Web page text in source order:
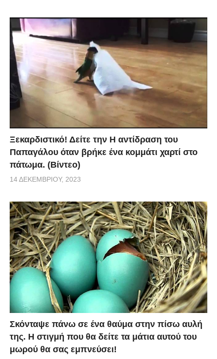
Ξεκαρδιστικό! Δείτε την Η αντίδραση του
Παπαγάλου όταν βρήκε ένα κομμάτι χαρτί στο
πάτωμα. (Βίντεο)
14 ΔΕΚΕΜΒΡΊΟΥ, 2023
Σκόνταψε πάνω σε ένα θαύμα στην πίσω αυλή
της. Η στιγμή που θα δείτε τα μάτια αυτού του
μωρού θα σας εμπνεύσει!